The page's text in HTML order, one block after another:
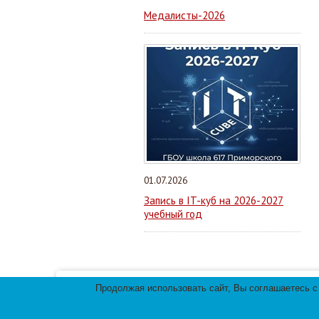
Медалисты-2026
01.07.2026
Запись в IT-куб на 2026-2027
учебный год
Продолжая использовать сайт, Вы соглашаетесь
Мы используем файлы cookies для